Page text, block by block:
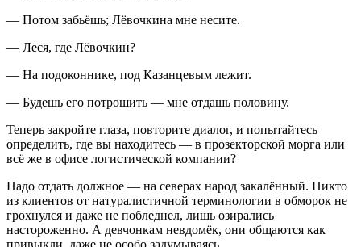
— Потом забьёшь; Лёвочкина мне несите.
— Леся, где Лёвочкин?
— На подоконнике, под Казанцевым лежит.
— Будешь его потрошить — мне отдашь половину.
Теперь закройте глаза, повторите диалог, и попытайтесь
определить, где вы находитесь — в прозекторской морга или
всё же в офисе логистической компании?
Надо отдать должное — на северах народ закалённый. Никто
из клиентов от натуралистичной терминологии в обморок не
грохнулся и даже не побледнел, лишь озирались
настороженно. А девчонкам невдомёк, они общаются как
привыкли, даже не особо задумываясь.